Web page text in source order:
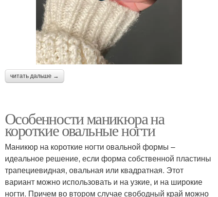
читать дальше →
Особенности маникюра на
короткие овальные ногти
Маникюр на короткие ногти овальной формы –
идеальное решение, если форма собственной пластины
трапециевидная, овальная или квадратная. Этот
вариант можно использовать и на узкие, и на широкие
ногти. Причем во втором случае свободный край можно